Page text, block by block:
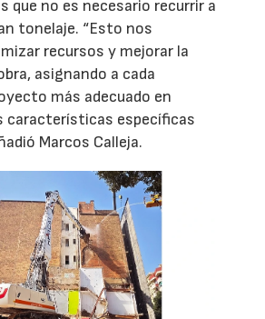
que no es necesario recurrir a
tonelaje. “Esto nos
recursos y mejorar la
asignando a cada
más adecuado en
características específicas
Marcos Calleja.